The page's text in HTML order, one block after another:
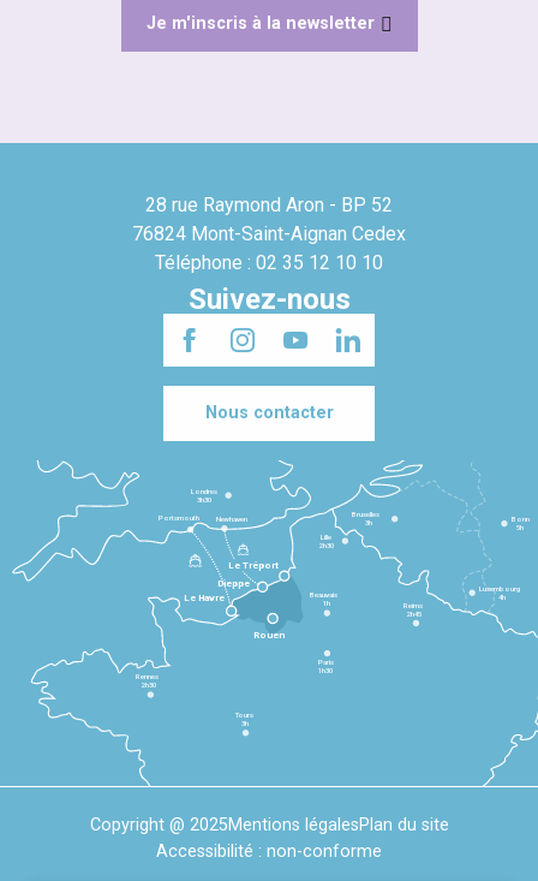
Je m'inscris à la newsletter
28 rue Raymond Aron - BP 52
76824 Mont-Saint-Aignan Cedex
Téléphone : 02 35 12 10 10
Suivez-nous
Nous contacter
Le Havre
Dieppe
Le Tréport
Rennes
2h30
Tours
3h
Paris
1h30
Beauvais
1h
Reims
2h45
Lille
2h30
Bruxelles
3h
Londres
3h30
Newhaven
Portsmouth
Bonn
5h
Luxembourg
4h
Rouen
Copyright @ 2025Mentions légalesPlan du site
Accessibilité : non-conforme